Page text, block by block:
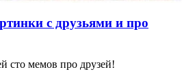
с друзьями и про
сто мемов про друзей!